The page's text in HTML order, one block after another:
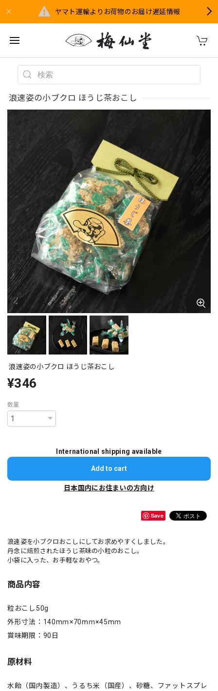
ヤマト運輸よりお荷物のお届け遅延情報
浪速姿の小ブクロ ほうじ茶おこし
浪速姿の小ブクロ ほうじ茶おこし
¥346
数量
International shipping available
Add to cart
日本国内にお住まいの方向け
Save
浪速姿を小ブクロおこしにしてお求めやすくしました。
丹念に焙煎されたほうじ茶味の小粒のおこし。
小袋に入った、お手軽なおやつ。
商品内容
粒おこし50g
外形寸法：140mｍ×70mｍ×45mｍ
賞味期限：90日
原材料
水飴（国内製造）、うるち米（国産）、砂糖、ファットスプレ